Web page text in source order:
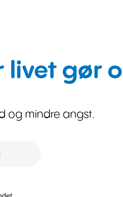
livet gør
og mindre angst.